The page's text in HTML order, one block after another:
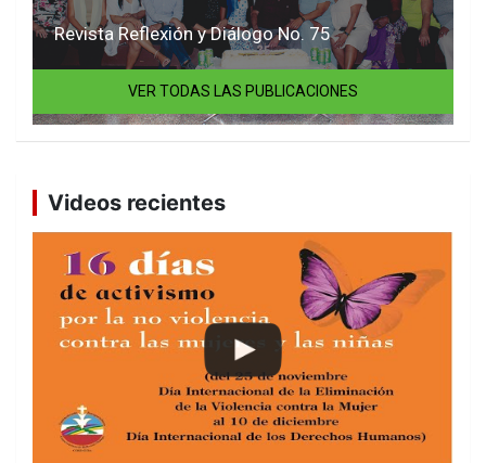
Revista Reflexión y Diálogo No. 75
VER TODAS LAS PUBLICACIONES
Videos recientes